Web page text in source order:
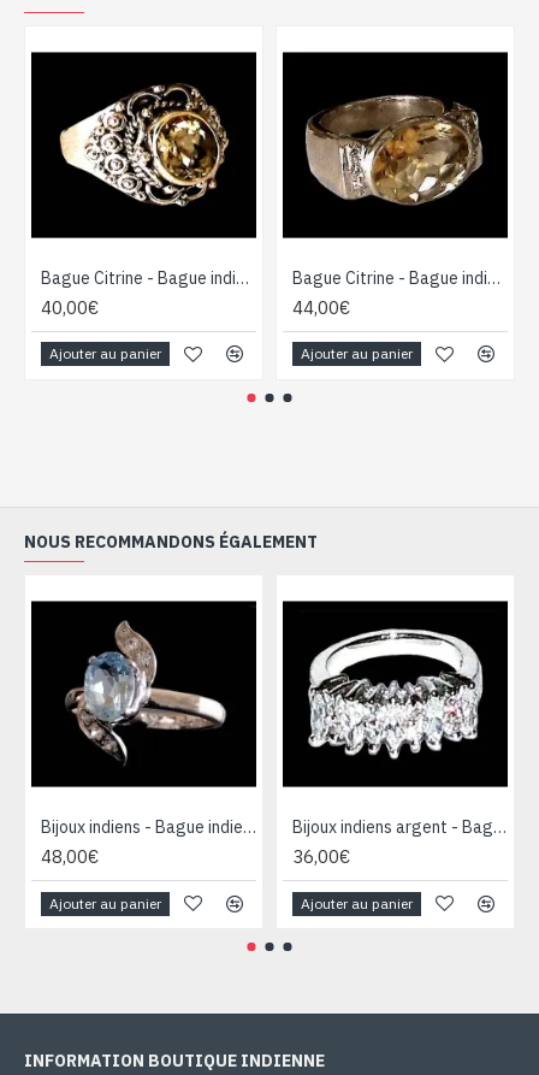
Bague Citrine - Bague indienne - Bijoux indiens
40,00€
Ajouter au panier
Bague Citrine - Bague indienne - Bijoux indiens
44,00€
Ajouter au panier
NOUS RECOMMANDONS ÉGALEMENT
Bijoux indiens - Bague indienne rhodiée Topaze
48,00€
Ajouter au panier
Bijoux indiens argent - Bague indienne oxyde de Zirconium
36,00€
Ajouter au panier
INFORMATION BOUTIQUE INDIENNE